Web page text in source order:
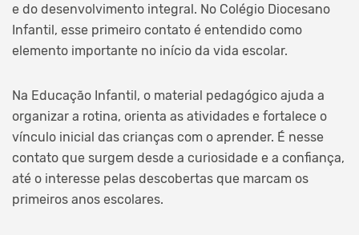
e do desenvolvimento integral. No Colégio Diocesano
Infantil, esse primeiro contato é entendido como
elemento importante no início da vida escolar.
Na Educação Infantil, o material pedagógico ajuda a
organizar a rotina, orienta as atividades e fortalece o
vínculo inicial das crianças com o aprender. É nesse
contato que surgem desde a curiosidade e a confiança,
até o interesse pelas descobertas que marcam os
primeiros anos escolares.